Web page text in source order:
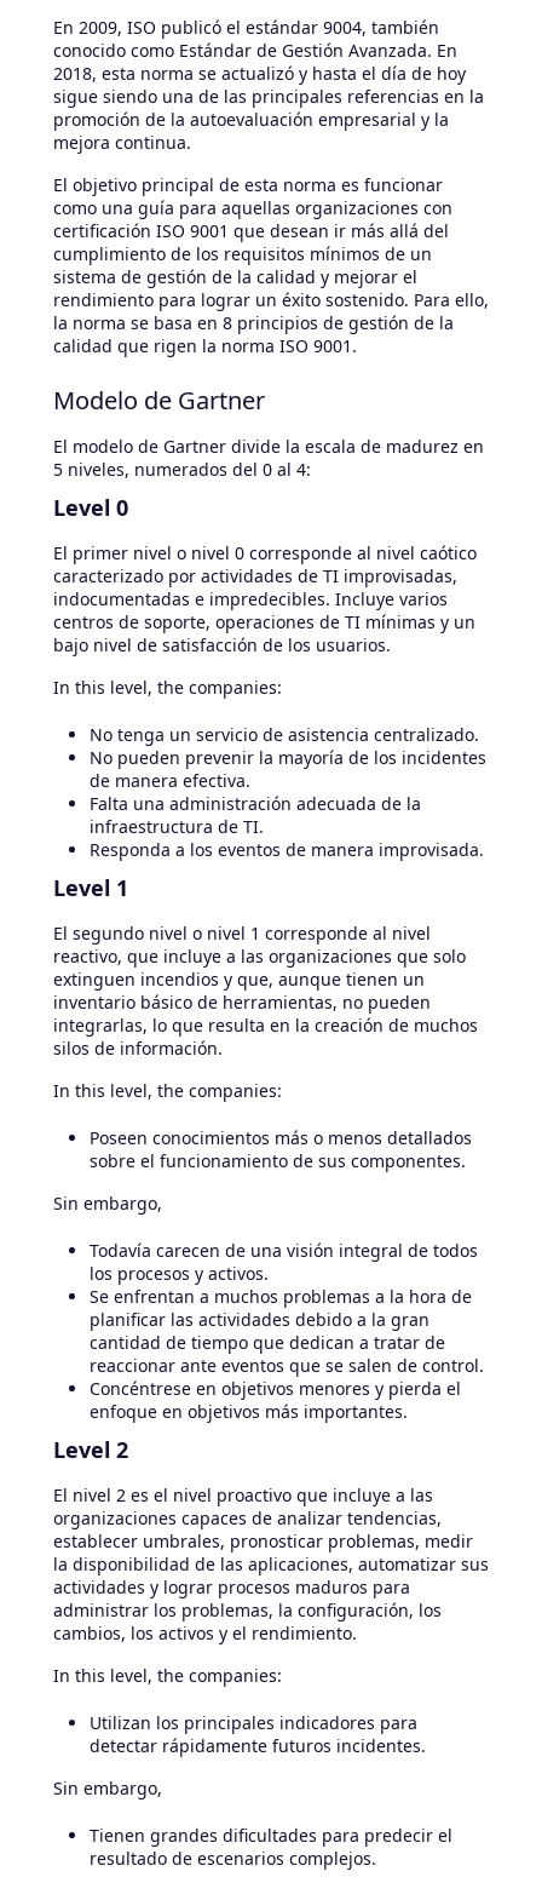
En 2009, ISO publicó el estándar 9004, también
conocido como Estándar de Gestión Avanzada. En
2018, esta norma se actualizó y hasta el día de hoy
sigue siendo una de las principales referencias en la
promoción de la autoevaluación empresarial y la
mejora continua.
El objetivo principal de esta norma es funcionar
como una guía para aquellas organizaciones con
certificación ISO 9001 que desean ir más allá del
cumplimiento de los requisitos mínimos de un
sistema de gestión de la calidad y mejorar el
rendimiento para lograr un éxito sostenido. Para ello,
la norma se basa en 8 principios de gestión de la
calidad que rigen la norma ISO 9001.
Modelo de Gartner
El modelo de Gartner divide la escala de madurez en
5 niveles, numerados del 0 al 4:
Level 0
El primer nivel o nivel 0 corresponde al nivel caótico
caracterizado por actividades de TI improvisadas,
indocumentadas e impredecibles. Incluye varios
centros de soporte, operaciones de TI mínimas y un
bajo nivel de satisfacción de los usuarios.
In this level, the companies:
No tenga un servicio de asistencia centralizado.
No pueden prevenir la mayoría de los incidentes
de manera efectiva.
Falta una administración adecuada de la
infraestructura de TI.
Responda a los eventos de manera improvisada.
Level 1
El segundo nivel o nivel 1 corresponde al nivel
reactivo, que incluye a las organizaciones que solo
extinguen incendios y que, aunque tienen un
inventario básico de herramientas, no pueden
integrarlas, lo que resulta en la creación de muchos
silos de información.
In this level, the companies:
Poseen conocimientos más o menos detallados
sobre el funcionamiento de sus componentes.
Sin embargo,
Todavía carecen de una visión integral de todos
los procesos y activos.
Se enfrentan a muchos problemas a la hora de
planificar las actividades debido a la gran
cantidad de tiempo que dedican a tratar de
reaccionar ante eventos que se salen de control.
Concéntrese en objetivos menores y pierda el
enfoque en objetivos más importantes.
Level 2
El nivel 2 es el nivel proactivo que incluye a las
organizaciones capaces de analizar tendencias,
establecer umbrales, pronosticar problemas, medir
la disponibilidad de las aplicaciones, automatizar sus
actividades y lograr procesos maduros para
administrar los problemas, la configuración, los
cambios, los activos y el rendimiento.
In this level, the companies:
Utilizan los principales indicadores para
detectar rápidamente futuros incidentes.
Sin embargo,
Tienen grandes dificultades para predecir el
resultado de escenarios complejos.